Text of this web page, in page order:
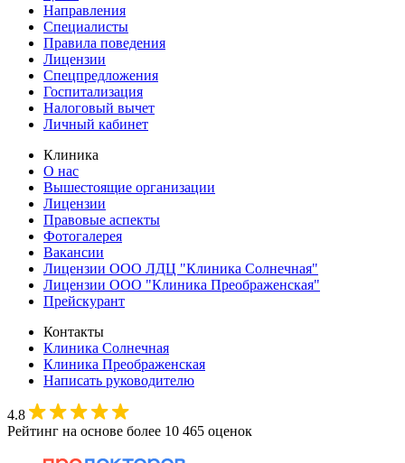
Направления
Специалисты
Правила поведения
Лицензии
Спецпредложения
Госпитализация
Налоговый вычет
Личный кабинет
Клиника
О нас
Вышестоящие организации
Лицензии
Правовые аспекты
Фотогалерея
Вакансии
Лицензии ООО ЛДЦ "Клиника Солнечная"
Лицензии ООО "Клиника Преображенская"
Прейскурант
Контакты
Клиника Солнечная
Клиника Преображенская
Написать руководителю
4.8
Рейтинг на основе более 10 465 оценок